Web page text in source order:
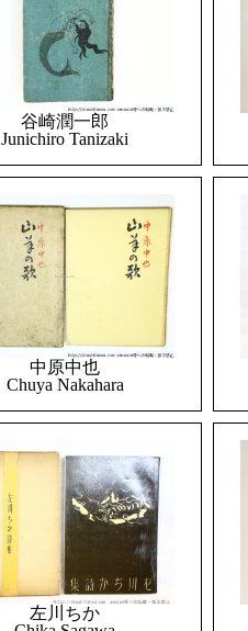
谷崎潤一郎
Junichiro Tanizaki
中原中也
Chuya Nakahara
左川ちか